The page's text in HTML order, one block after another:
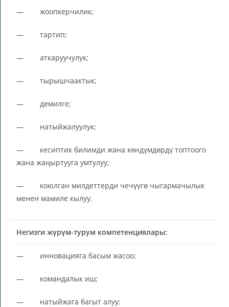
— жоопкерчилик;
— тартип;
— аткаруучулук;
— тырышчаактык;
— демилге;
— натыйжалуулук;
— кесиптик билимди жана көндүмдөрдү топтоого
жана жаңыртууга умтулуу;
— коюлган милдеттерди чечүүгө чыгармачылык
менен мамиле кылуу.
Негизги жүрүм-турум компетенциялары:
— инновацияга басым жасоо;
— командалык иш;
— натыйжага багыт алуу;